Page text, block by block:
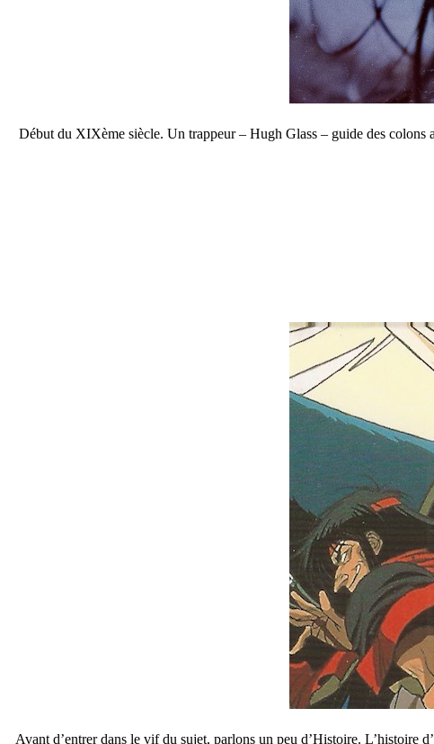
Début du XIXème siècle. Un trappeur – Hugh Glass – guide des colons
Avant d’entrer dans le vif du sujet, parlons un peu d’Histoire. L’histoire